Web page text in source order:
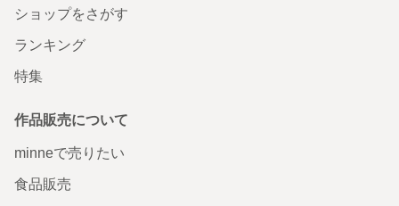
ショップをさがす
ランキング
特集
作品販売について
minneで売りたい
食品販売